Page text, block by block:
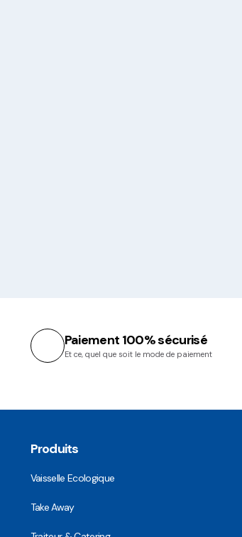
Paiement 100% sécurisé
Et ce, quel que soit le mode de paiement
Produits
Vaisselle Ecologique
Take Away